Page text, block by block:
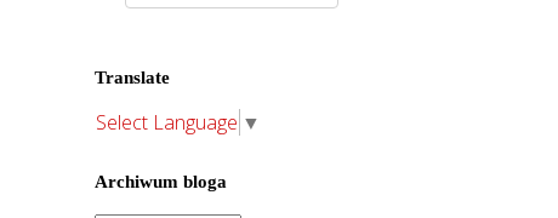
Translate
Select Language ▼
Archiwum bloga